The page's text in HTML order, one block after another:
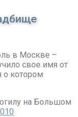
в Москве –
свое имя от
о котором
на Большом